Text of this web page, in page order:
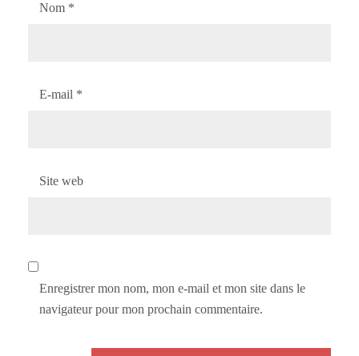
Nom *
E-mail *
Site web
Enregistrer mon nom, mon e-mail et mon site dans le
navigateur pour mon prochain commentaire.